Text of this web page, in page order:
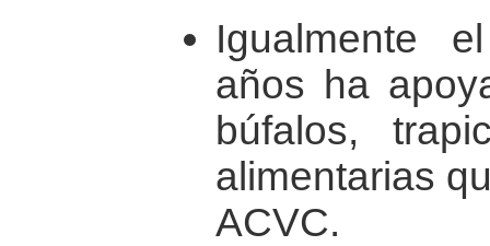
Igualmente
años ha
búfalos,
alimentarias
ACVC.